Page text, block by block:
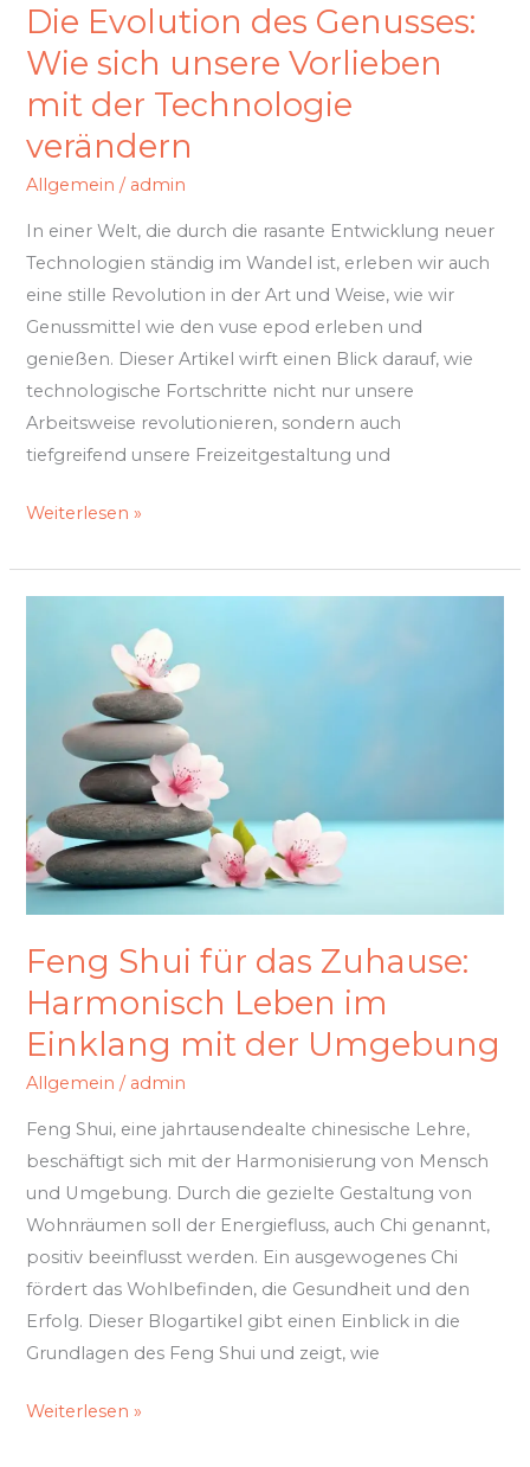
Die Evolution des Genusses:
Wie sich unsere Vorlieben
mit der Technologie
verändern
Allgemein / admin
In einer Welt, die durch die rasante Entwicklung neuer
Technologien ständig im Wandel ist, erleben wir auch
eine stille Revolution in der Art und Weise, wie wir
Genussmittel wie den vuse epod erleben und
genießen. Dieser Artikel wirft einen Blick darauf, wie
technologische Fortschritte nicht nur unsere
Arbeitsweise revolutionieren, sondern auch
tiefgreifend unsere Freizeitgestaltung und
verändern
Weiterlesen »
Feng Shui für das Zuhause:
Harmonisch Leben im
Einklang mit der Umgebung
Allgemein / admin
Feng Shui, eine jahrtausendealte chinesische Lehre,
beschäftigt sich mit der Harmonisierung von Mensch
und Umgebung. Durch die gezielte Gestaltung von
Wohnräumen soll der Energiefluss, auch Chi genannt,
positiv beeinflusst werden. Ein ausgewogenes Chi
fördert das Wohlbefinden, die Gesundheit und den
Erfolg. Dieser Blogartikel gibt einen Einblick in die
Grundlagen des Feng Shui und zeigt, wie
Zuhause:
Harmonisch
Leben
im
Einklang
mit
Umgebung
Weiterlesen »